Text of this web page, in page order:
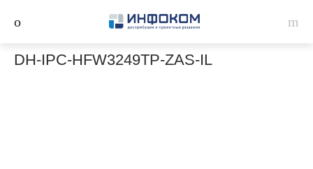
DH-IPC-HFW3249TP-ZAS-IL